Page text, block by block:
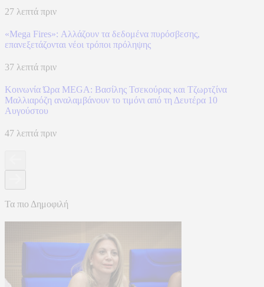
27 λεπτά πριν
«Mega Fires»: Αλλάζουν τα δεδομένα πυρόσβεσης,
επανεξετάζονται νέοι τρόποι πρόληψης
37 λεπτά πριν
Κοινωνία Ώρα MEGA: Βασίλης Τσεκούρας και Τζωρτζίνα
Μαλλιαρόζη αναλαμβάνουν το τιμόνι από τη Δευτέρα 10
Αυγούστου
47 λεπτά πριν
Τα πιο Δημοφιλή